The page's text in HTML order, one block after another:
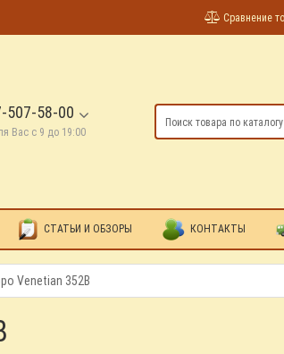
Сравнение
507-58-00
Вас с 9 до 19:00
СТАТЬИ И ОБЗОРЫ КОНТАКТЫ
Venetian 352B